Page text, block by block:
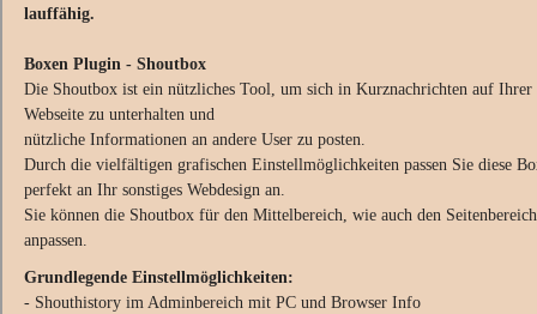
lauffähig.
Boxen Plugin - Shoutbox
Die Shoutbox ist ein nützliches Tool, um sich in Kurznachrichten auf Ihrer
Webseite zu unterhalten und
nützliche Informationen an andere User zu posten.
Durch die vielfältigen grafischen Einstellmöglichkeiten passen Sie diese
perfekt an Ihr sonstiges Webdesign an.
Sie können die Shoutbox für den Mittelbereich, wie auch den Seitenbereich
anpassen.
Grundlegende Einstellmöglichkeiten:
- Shouthistory im Adminbereich mit PC und Browser Info